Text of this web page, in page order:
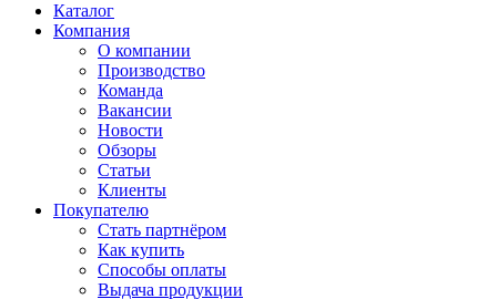
Каталог
Компания
О компании
Производство
Команда
Вакансии
Новости
Обзоры
Статьи
Клиенты
Покупателю
Стать партнёром
Как купить
Способы оплаты
Выдача продукции